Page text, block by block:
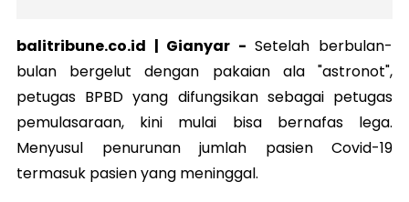
balitribune.co.id | Gianyar - Setelah berbulan-
bulan bergelut dengan pakaian ala "astronot",
petugas BPBD yang difungsikan sebagai petugas
pemulasaraan, kini mulai bisa bernafas lega.
Menyusul penurunan jumlah pasien Covid-19
termasuk pasien yang meninggal.